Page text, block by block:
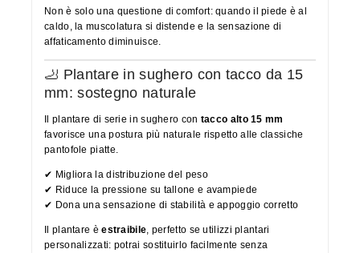
Non è solo una questione di comfort: quando il piede è al
caldo, la muscolatura si distende e la sensazione di
affaticamento diminuisce.
🦶 Plantare in sughero con tacco da 15
mm: sostegno naturale
Il plantare di serie in sughero con tacco alto 15 mm
favorisce una postura più naturale rispetto alle classiche
pantofole piatte.
✔ Migliora la distribuzione del peso
✔ Riduce la pressione su tallone e avampiede
✔ Dona una sensazione di stabilità e appoggio corretto
Il plantare èestraibile , perfetto se utilizzi plantari
personalizzati: potrai sostituirlo facilmente senza